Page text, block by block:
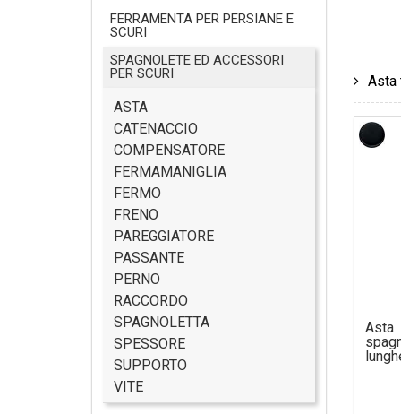
FERRAMENTA PER PERSIANE E
SCURI
SPAGNOLETE ED ACCESSORI
PER SCURI
ASTA
CATENACCIO
COMPENSATORE
FERMAMANIGLIA
FERMO
FRENO
PAREGGIATORE
PASSANTE
PERNO
RACCORDO
SPAGNOLETTA
SPESSORE
SUPPORTO
VITE
Asta